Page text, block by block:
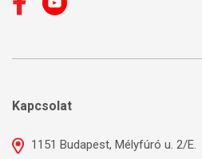
Kapcsolat
1151 Budapest, Mélyfúró u. 2/E.